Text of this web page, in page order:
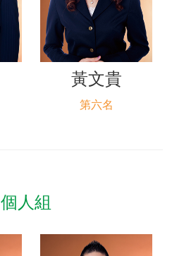
黃文貴
第六名
個人組